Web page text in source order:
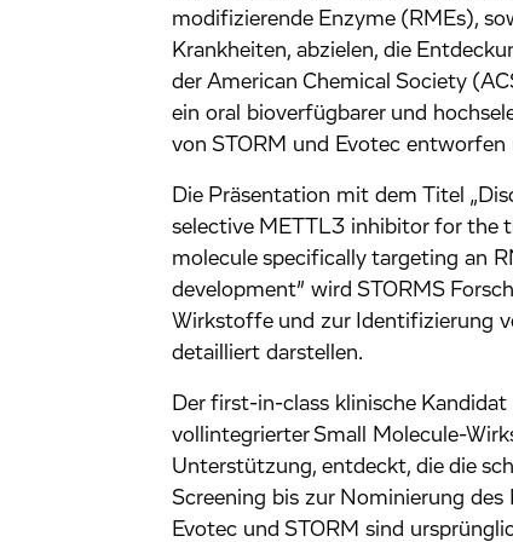
modifizierende Enzyme (RMEs),
Krankheiten, abzielen, die
der American Chemical Society
ein oral bioverfügbarer und
von STORM und Evotec
Die Präsentation mit dem Titel
selective METTL3 inhibitor for the
molecule specifically targeting an
development” wird STORMS
Wirkstoffe und zur Identifizierung
detailliert darstellen.
Der first-in-class klinische
vollintegrierter Small Molecule-
Unterstützung, entdeckt, die die
Screening bis zur Nominierung
Evotec und STORM sind